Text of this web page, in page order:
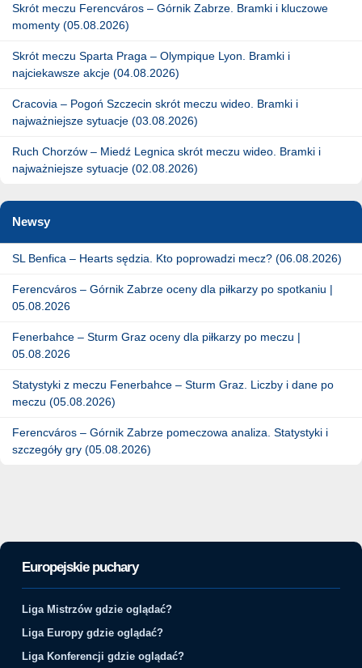
Skrót meczu Ferencváros – Górnik Zabrze. Bramki i kluczowe
momenty (05.08.2026)
Skrót meczu Sparta Praga – Olympique Lyon. Bramki i
najciekawsze akcje (04.08.2026)
Cracovia – Pogoń Szczecin skrót meczu wideo. Bramki i
najważniejsze sytuacje (03.08.2026)
Ruch Chorzów – Miedź Legnica skrót meczu wideo. Bramki i
najważniejsze sytuacje (02.08.2026)
Newsy
SL Benfica – Hearts sędzia. Kto poprowadzi mecz? (06.08.2026)
Ferencváros – Górnik Zabrze oceny dla piłkarzy po spotkaniu |
05.08.2026
Fenerbahce – Sturm Graz oceny dla piłkarzy po meczu |
05.08.2026
Statystyki z meczu Fenerbahce – Sturm Graz. Liczby i dane po
meczu (05.08.2026)
Ferencváros – Górnik Zabrze pomeczowa analiza. Statystyki i
szczegóły gry (05.08.2026)
Europejskie puchary
Liga Mistrzów gdzie oglądać?
Liga Europy gdzie oglądać?
Liga Konferencji gdzie oglądać?